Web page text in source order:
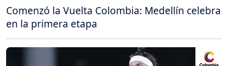
Comenzó la Vuelta Colombia: Medellín celebra
en la primera etapa